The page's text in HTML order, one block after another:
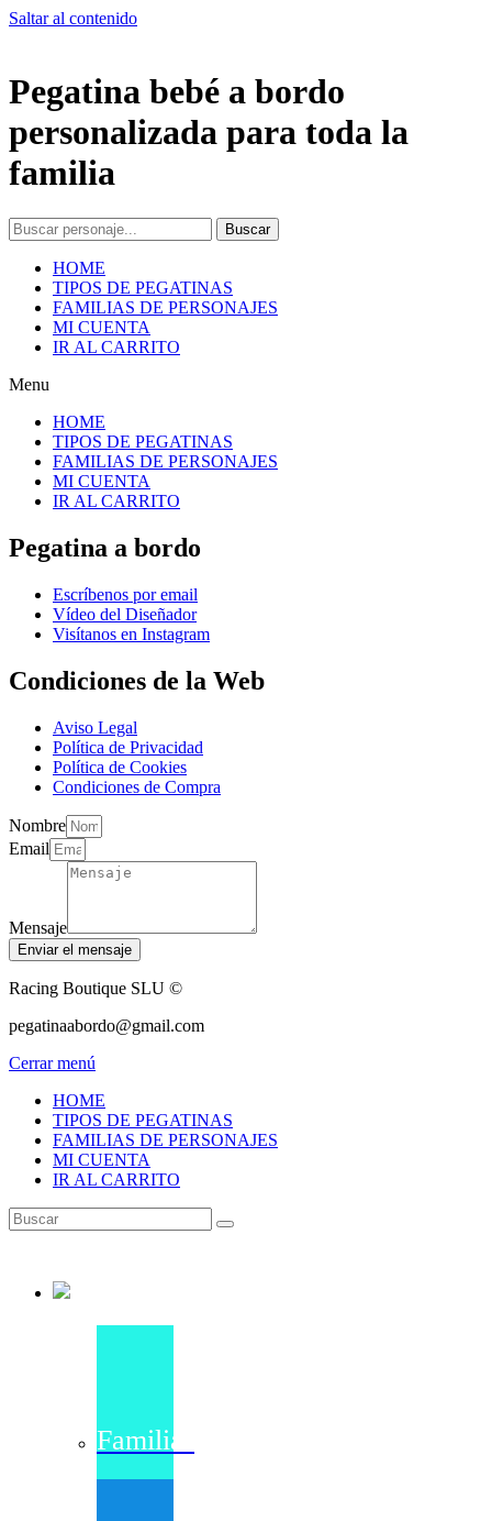
Saltar al contenido
Pegatina bebé a bordo
personalizada para toda la
familia
Buscar
HOME
TIPOS DE PEGATINAS
FAMILIAS DE PERSONAJES
MI CUENTA
IR AL CARRITO
Menu
HOME
TIPOS DE PEGATINAS
FAMILIAS DE PERSONAJES
MI CUENTA
IR AL CARRITO
Pegatina a bordo
Escríbenos por email
Vídeo del Diseñador
Visítanos en Instagram
Condiciones de la Web
Aviso Legal
Política de Privacidad
Política de Cookies
Condiciones de Compra
Nombre
Email
Mensaje
Enviar el mensaje
Racing Boutique SLU ©
pegatinaabordo@gmail.com
Cerrar menú
HOME
TIPOS DE PEGATINAS
FAMILIAS DE PERSONAJES
MI CUENTA
IR AL CARRITO
Familias